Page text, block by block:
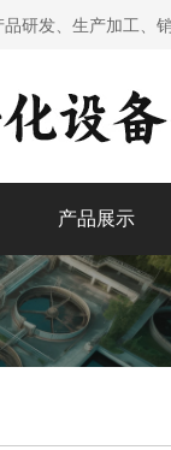
研发、生产加工
产品展示